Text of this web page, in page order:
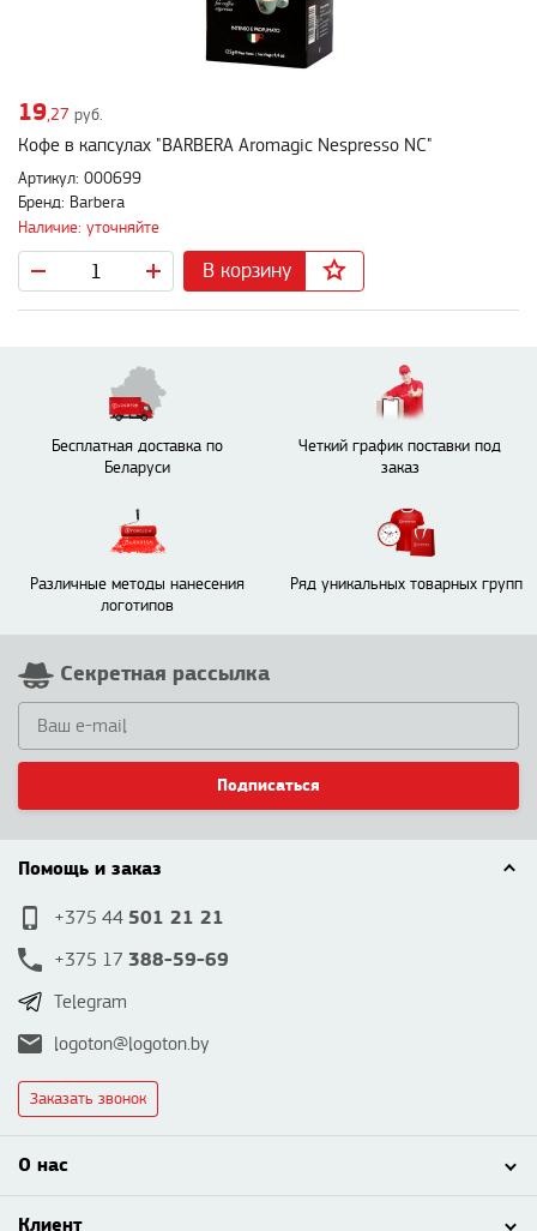
19 ,27 руб.
Кофе в капсулах "BARBERA Aromagic Nespresso NC"
Артикул: 000699
Бренд: Barbera
Наличие: уточняйте
В корзину
Бесплатная доставка по
Беларуси
Четкий график поставки под
заказ
Различные методы нанесения
логотипов
Ряд уникальных товарных групп
Секретная рассылка
Подписаться
Помощь и заказ
+375 44 501 21 21
+375 17 388-59-69
Telegram
logoton@logoton.by
Заказать звонок
О нас
Клиент